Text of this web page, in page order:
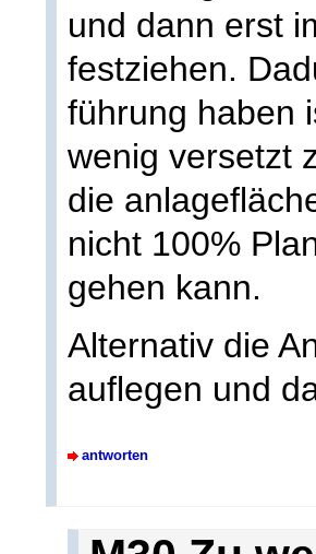
und dann erst
festziehen.
führung haben
wenig versetzt
die
nicht 100%
gehen kann.
Alternativ die
auflegen und
antworten